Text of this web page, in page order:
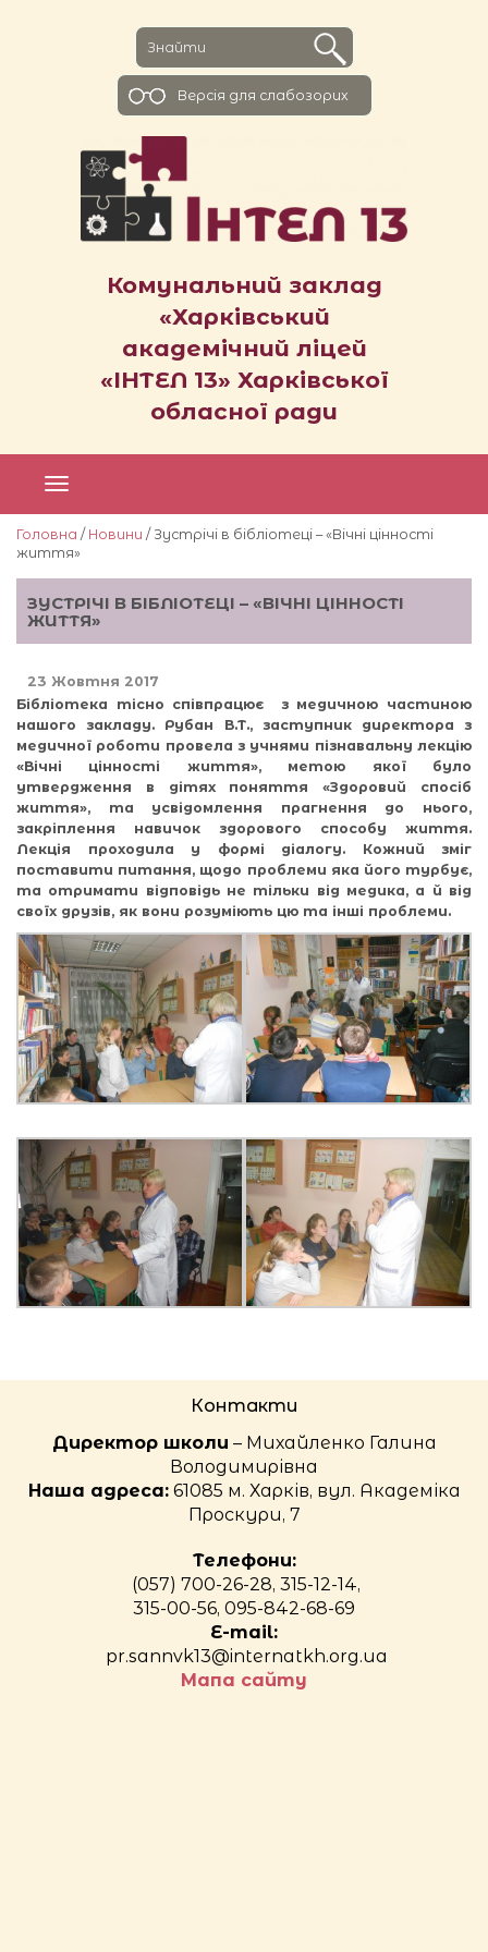
Комунальний заклад
«Харківський
академічний ліцей
«ІНТЕЛ 13» Харківської
обласної ради
Версiя для слабозорих
Головна / Новини / Зустрічі в бібліотеці – «Вічні цінності
життя»
ЗУСТРІЧІ В БІБЛІОТЕЦІ – «ВІЧНІ ЦІННОСТІ
ЖИТТЯ»
23 Жовтня 2017
Бібліотека тісно співпрацює з медичною частиною
нашого закладу. Рубан В.Т., заступник директора з
медичної роботи провела з учнями пізнавальну лекцію
«Вічні цінності життя», метою якої було
утвердження в дітях поняття «Здоровий спосіб
життя», та усвідомлення прагнення до нього,
закріплення навичок здорового способу життя.
Лекція проходила у формі діалогу. Кожний зміг
поставити питання, щодо проблеми яка його турбує,
та отримати відповідь не тільки від медика, а й від
своїх друзів, як вони розуміють цю та інші проблеми.
Контакти
Директор школи – Михайленко Галина
Володимирівна
Наша адреса:61085 м. Харків, вул. Академіка
Проскури, 7
Телефони:
(057) 700-26-28, 315-12-14,
315-00-56, 095-842-68-69
E-mail:
pr.sannvk13@internatkh.org.ua
Мапа сайту